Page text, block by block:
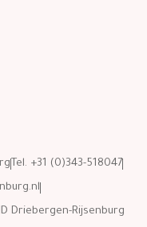
Tel. +31 (0)343-518047
Driebergen-Rijsenburg